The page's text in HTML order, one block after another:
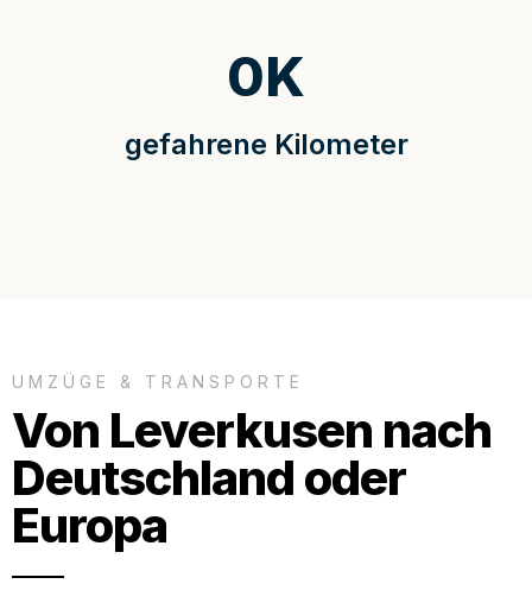
gefahrene Kilometer
0K
UMZÜGE & TRANSPORTE
Von Leverkusen nach
Deutschland oder
Europa